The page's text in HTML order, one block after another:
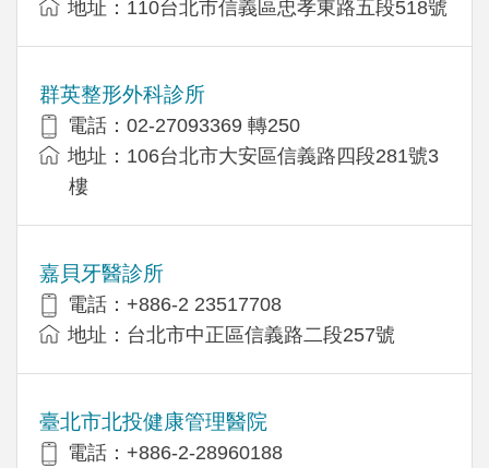
地址：110台北市信義區忠孝東路五段518號
群英整形外科診所
電話：02-27093369 轉250
地址：106台北市大安區信義路四段281號3
樓
嘉貝牙醫診所
電話：+886-2 23517708
地址：台北市中正區信義路二段257號
臺北市北投健康管理醫院
電話：+886-2-28960188